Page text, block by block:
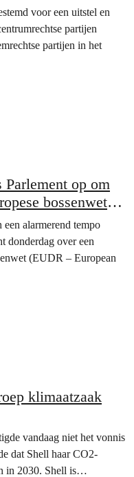
voor een uitstel en
partijen
partijen in het
Parlement op om
bossenwet te
alarmerend tempo
donderdag over een
(EUDR – European
klimaatzaak
vandaag niet het vonnis
dat Shell haar CO2-
in 2030. Shell is…